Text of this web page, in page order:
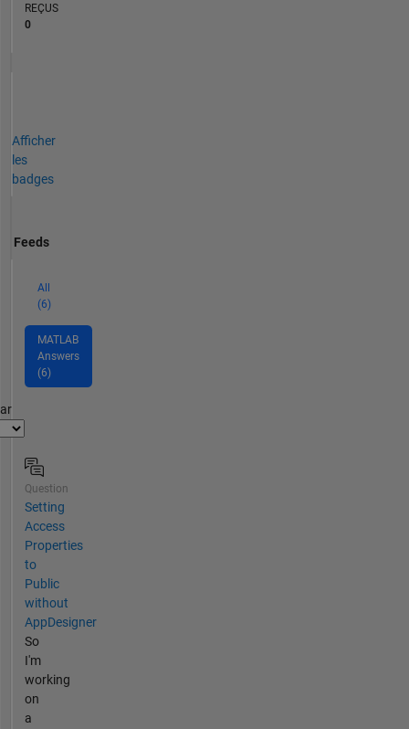
REÇUS
0
Afficher
les
badges
Feeds
All
(6)
MATLAB
Answers
(6)
Question
Setting
Access
Properties
to
Public
without
AppDesigner
So
I'm
working
on
a